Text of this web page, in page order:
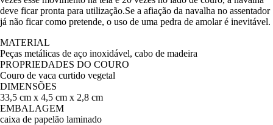
deve ficar pronta para utilização.Se a afiação da navalha no assentador
já não ficar como pretende, o uso de uma pedra de amolar é inevitável.
MATERIAL
Peças metálicas de aço inoxidável, cabo de madeira
PROPRIEDADES DO COURO
Couro de vaca curtido vegetal
DIMENSÕES
33,5 cm x 4,5 cm x 2,8 cm
EMBALAGEM
caixa de papelão laminado